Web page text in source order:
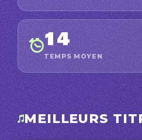
14
TEMPS MOYEN
MEILLEURS